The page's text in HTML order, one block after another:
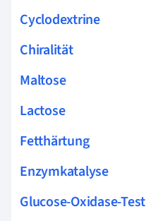
Cyclodextrine
Chiralität
Maltose
Lactose
Fetthärtung
Enzymkatalyse
Glucose-Oxidase-Test